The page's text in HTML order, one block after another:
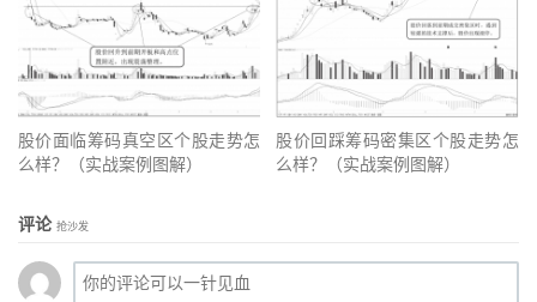
股价面临筹码真空区个股走势怎
么样？（实战案例图解）
股价回踩筹码密集区个股走势怎
么样？（实战案例图解）
评论 抢沙发